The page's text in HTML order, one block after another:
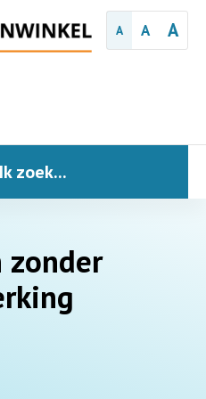
A A A
Ik zoek...
zonder